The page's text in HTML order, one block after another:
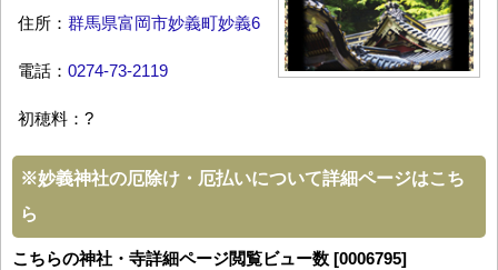
住所： 群馬県富岡市妙義町妙義6
電話： 0274-73-2119
初穂料：?
※妙義神社の厄除け・厄払いについて詳細ページはこち
ら
こちらの神社・寺詳細ページ閲覧ビュー数 [0006795]